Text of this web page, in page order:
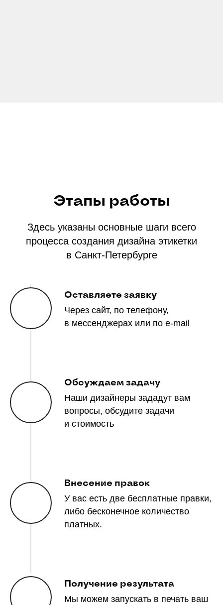
Этапы работы
Здесь указаны основные шаги всего
процесса создания дизайна этикетки
в Санкт-Петербурге
Оставляете заявку
Через сайт, по телефону,
в мессенджерах или по e-mail
Обсуждаем задачу
Наши дизайнеры зададут вам
вопросы, обсудите задачи
и стоимость
Внесение правок
У вас есть две бесплатные правки,
либо бесконечное количество
платных.
Получение результата
Мы можем запускать в печать ваш